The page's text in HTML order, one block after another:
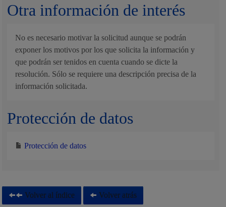
Otra información de interés
No es necesario motivar la solicitud aunque se podrán
exponer los motivos por los que solicita la información y
que podrán ser tenidos en cuenta cuando se dicte la
resolución. Sólo se requiere una descripción precisa de la
información solicitada.
Protección de datos
Protección de datos
Volver al índice Volver atrás